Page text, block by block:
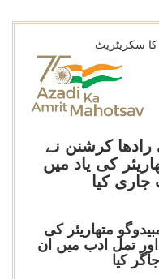
سکریٹریٹ
کرشنن نے
کی یاد میں
کیا
متھاریئر کی
تمل ادب میں ان
کیا